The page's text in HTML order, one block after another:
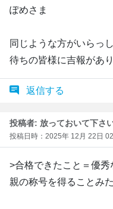
ぽめさま
同じような方がいらっ
待ちの皆様に吉報があ
返信する
投稿者: 放っておいて下さい
投稿日時：2025年 12月 22日
>合格できたこと＝優
親の称号を得ることみ